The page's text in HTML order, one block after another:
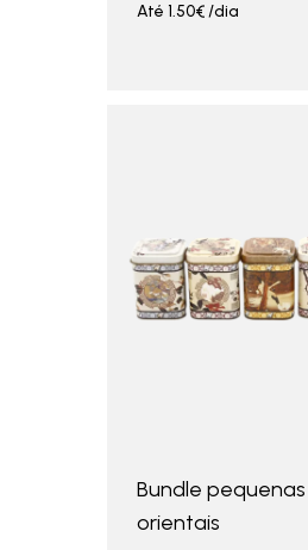
Até 1.50€/dia
Bundle
orientais